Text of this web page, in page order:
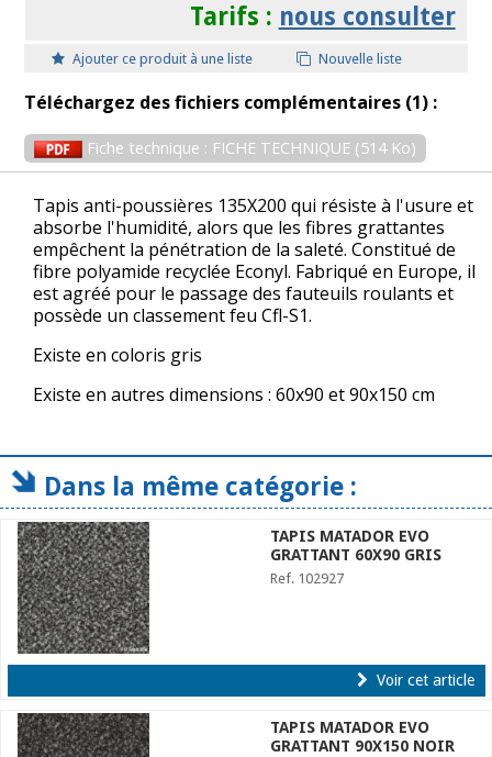
Tarifs : nous consulter
Ajouter ce produit à une liste Nouvelle liste
Téléchargez des fichiers complémentaires (1) :
Fiche technique : FICHE TECHNIQUE (514 Ko)
Tapis anti-poussières 135X200 qui résiste à l'usure et
absorbe l'humidité, alors que les fibres grattantes
empêchent la pénétration de la saleté. Constitué de
fibre polyamide recyclée Econyl. Fabriqué en Europe, il
est agréé pour le passage des fauteuils roulants et
possède un classement feu Cfl-S1.
Existe en coloris gris
Existe en autres dimensions : 60x90 et 90x150 cm
Dans la même catégorie :
TAPIS MATADOR EVO
GRATTANT 60X90 GRIS
Ref. 102927
Voir cet article
TAPIS MATADOR EVO
GRATTANT 90X150 NOIR